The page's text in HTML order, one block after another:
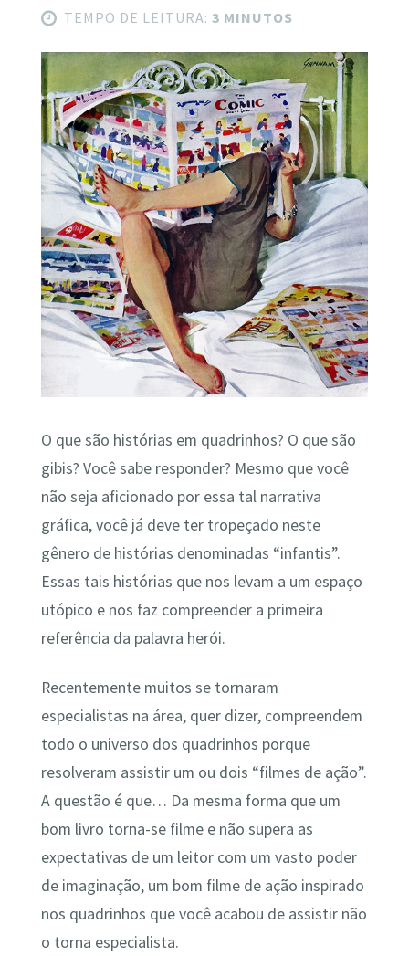
TEMPO DE LEITURA: 3 MINUTOS
O que são histórias em quadrinhos? O que são
gibis? Você sabe responder? Mesmo que você
não seja aficionado por essa tal narrativa
gráfica, você já deve ter tropeçado neste
gênero de histórias denominadas “infantis”.
Essas tais histórias que nos levam a um espaço
utópico e nos faz compreender a primeira
referência da palavra herói.
Recentemente muitos se tornaram
especialistas na área, quer dizer, compreendem
todo o universo dos quadrinhos porque
resolveram assistir um ou dois “filmes de ação”.
A questão é que… Da mesma forma que um
bom livro torna-se filme e não supera as
expectativas de um leitor com um vasto poder
de imaginação, um bom filme de ação inspirado
nos quadrinhos que você acabou de assistir não
o torna especialista.